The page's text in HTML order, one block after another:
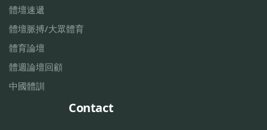
體壇速遞
體壇脈搏/大眾體育
體育論壇
體週論壇回顧
中國體訓
Contact